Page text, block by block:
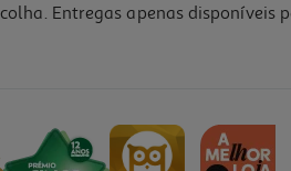
Entregas apenas